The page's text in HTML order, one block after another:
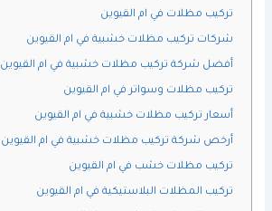
تركيب مظلات في ام القيوين
شركات تركيب مظلات خشبية في ام القيوين
أفضل شركة تركيب مظلات خشبية في ام القيوين
تركيب مظلات وسواتر في ام القيوين
أسعار تركيب مظلات خشبية في ام القيوين
أرخص شركة تركيب مظلات خشبية في ام القيوين
تركيب مظلات خشب في ام القيوين
تركيب المظلات البلاستيكية في ام القيوين